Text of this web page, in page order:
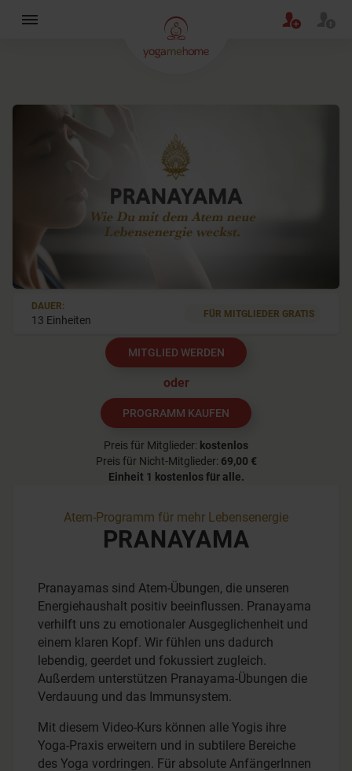
DAUER:
13 Einheiten FÜR MITGLIEDER GRATIS
MITGLIED WERDEN
oder
PROGRAMM KAUFEN
Preis für Mitglieder: kostenlos
Preis für Nicht-Mitglieder: 69,00 €
Einheit 1 kostenlos für alle.
Atem-Programm für mehr Lebensenergie
PRANAYAMA
Pranayamas sind Atem-Übungen, die unseren
Energiehaushalt positiv beeinflussen. Pranayama
verhilft uns zu emotionaler Ausgeglichenheit und
einem klaren Kopf. Wir fühlen uns dadurch
lebendig, geerdet und fokussiert zugleich.
Außerdem unterstützen Pranayama-Übungen die
Verdauung und das Immunsystem.
Mit diesem Video-Kurs können alle Yogis ihre
Yoga-Praxis erweitern und in subtilere Bereiche
des Yoga vordringen. Für absolute AnfängerInnen